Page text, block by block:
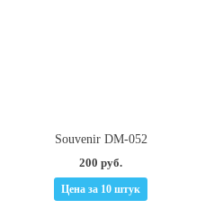
Souvenir DM-052
200 руб.
Цена за 10 штук